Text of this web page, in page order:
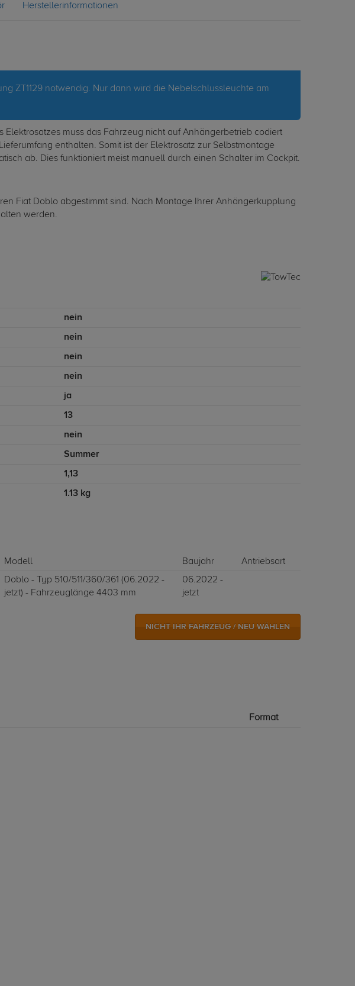
Herstellerinformationen
ZT1129 notwendig. Nur dann wird die Nebelschlussleuchte am
Elektrosatzes muss das Fahrzeug nicht auf Anhängerbetrieb codiert
enthalten. Somit ist der Elektrosatz zur Selbstmontage
ab. Dies funktioniert meist manuell durch einen Schalter im Cockpit.
Fiat Doblo abgestimmt sind. Nach Montage Ihrer Anhängerkupplung
werden.
nein
nein
nein
nein
ja
13
nein
Summer
1,13
1.13 kg
Modell Baujahr
Antriebsart
Doblo - Typ 510/511/360/361 (06.2022 -
jetzt) - Fahrzeuglänge 4403 mm
06.2022 -
jetzt
NICHT IHR FAHRZEUG / NEU WÄHLEN
Format